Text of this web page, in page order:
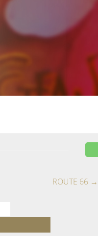
ROUTE 66 →